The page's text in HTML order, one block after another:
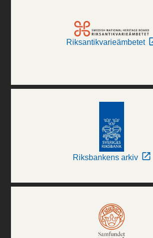
Riksantikvarieämbetet
Riksbankens arkiv